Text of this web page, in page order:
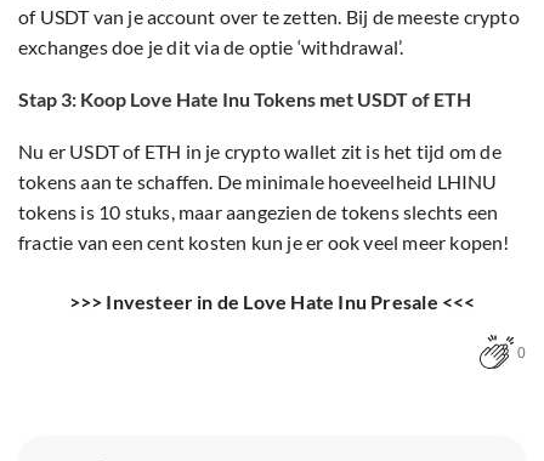
of USDT van je account over te zetten. Bij de meeste crypto
exchanges doe je dit via de optie ‘withdrawal’.
Stap 3: Koop Love Hate Inu Tokens met USDT of ETH
Nu er USDT of ETH in je crypto wallet zit is het tijd om de
tokens aan te schaffen. De minimale hoeveelheid LHINU
tokens is 10 stuks, maar aangezien de tokens slechts een
fractie van een cent kosten kun je er ook veel meer kopen!
>>> Investeer in de Love Hate Inu Presale <<<
0